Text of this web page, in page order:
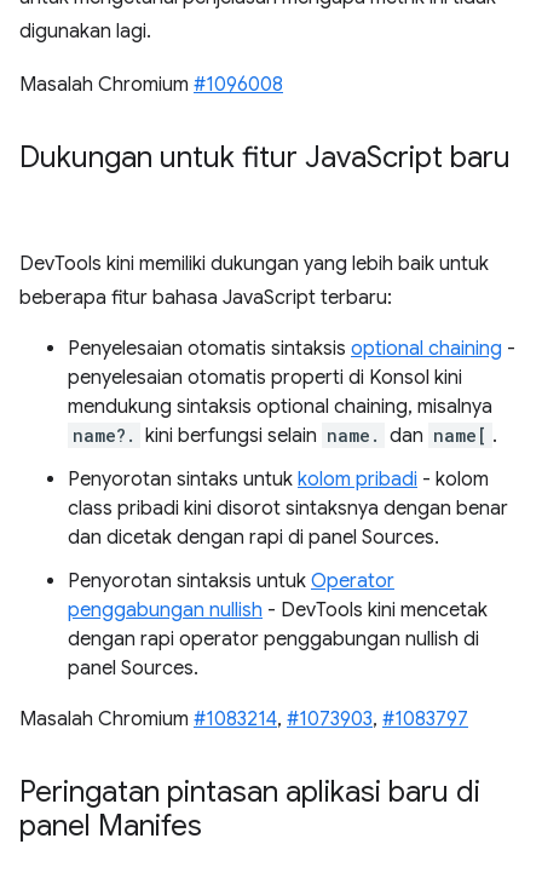
digunakan lagi.
Masalah Chromium #1096008
Dukungan untuk fitur JavaScript baru
DevTools kini memiliki dukungan yang lebih baik untuk
beberapa fitur bahasa JavaScript terbaru:
Penyelesaian otomatis sintaksis optional chaining -
penyelesaian otomatis properti di Konsol kini
mendukung sintaksis optional chaining, misalnya
name?. kini berfungsi selain name. dan name[ .
Penyorotan sintaks untuk kolom pribadi - kolom
class pribadi kini disorot sintaksnya dengan benar
dan dicetak dengan rapi di panel Sources.
Penyorotan sintaksis untuk Operator
penggabungan nullish - DevTools kini mencetak
dengan rapi operator penggabungan nullish di
panel Sources.
Masalah Chromium #1083214, #1073903, #1083797
Peringatan pintasan aplikasi baru di
panel Manifes